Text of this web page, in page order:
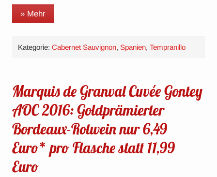
» Mehr
Kategorie:Cabernet Sauvignon,Spanien,Tempranillo
Marquis de Granval Cuvée Gontey
AOC 2016: Goldprämierter
Bordeaux-Rotwein nur 6,49
Euro* pro Flasche statt 11,99
Euro